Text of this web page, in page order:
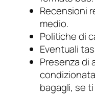
Recensioni
medio.
Politiche di
Eventuali
Presenza di
bagagli, se